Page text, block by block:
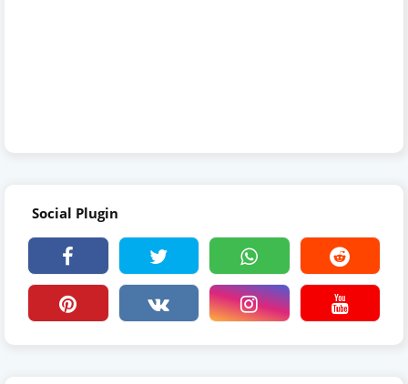
Social Plugin